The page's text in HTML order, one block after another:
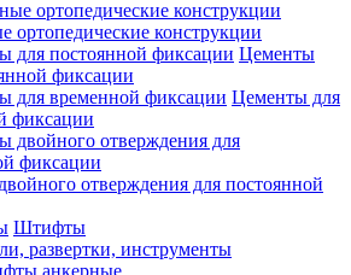
ортопедические конструкции
Цементы
фиксации
Цементы для
фиксации
отверждения для постоянной
Штифты
развертки, инструменты
анкерные